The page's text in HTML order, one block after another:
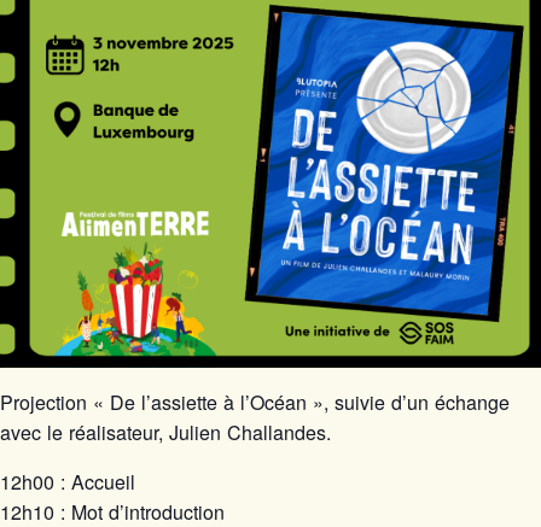
Projection « De l’assiette à l’Océan », suivie d’un échange
avec le réalisateur, Julien Challandes.
12h00 : Accueil
12h10 : Mot d’introduction